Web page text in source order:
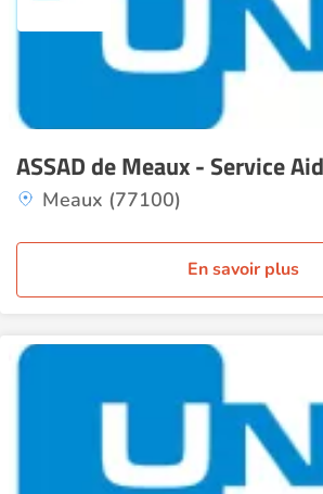
ASSAD de Meaux - Service
Meaux (77100)
En savoir plus